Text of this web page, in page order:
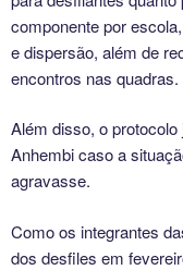
componente por
e dispersão, além de
encontros nas quadras.
Além disso, oprotocolo
Anhembi caso a
agravasse.
Como os integrantes
dos desfiles em